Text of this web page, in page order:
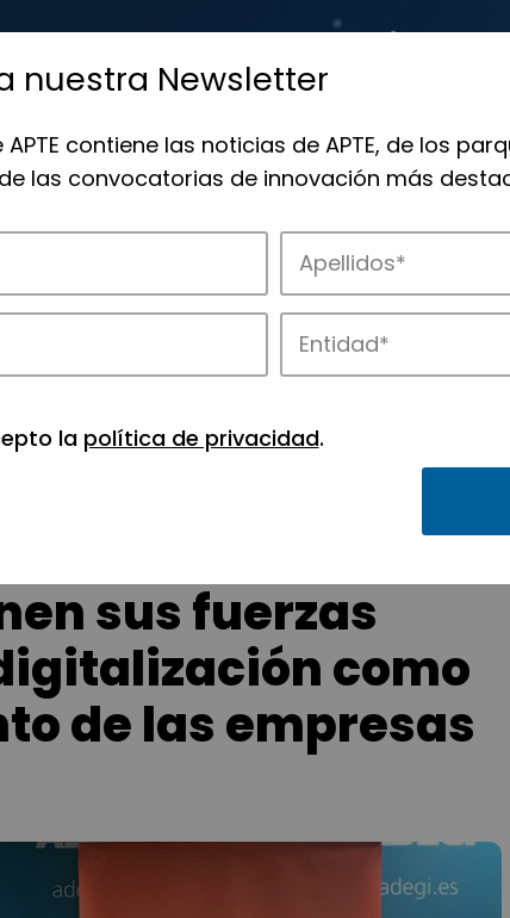
APTE y sus parques científicos y
sus fuerzas
como
de las empresas
nuestra Newsletter
contiene las noticias de APTE, de los
las convocatorias de innovación más
la política de privacidad.